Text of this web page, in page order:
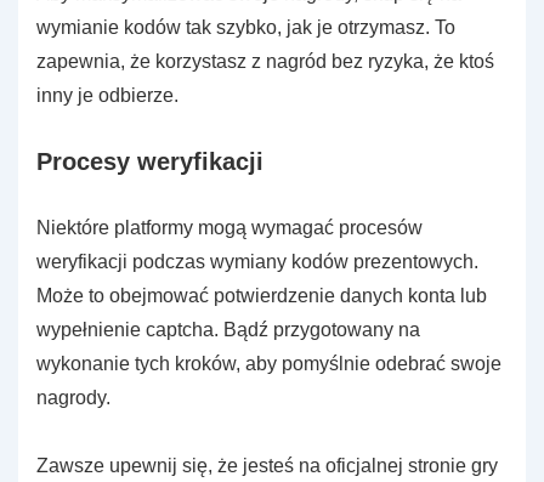
wymianie kodów tak szybko, jak je otrzymasz. To
zapewnia, że korzystasz z nagród bez ryzyka, że ktoś
inny je odbierze.
Procesy weryfikacji
Niektóre platformy mogą wymagać procesów
weryfikacji podczas wymiany kodów prezentowych.
Może to obejmować potwierdzenie danych konta lub
wypełnienie captcha. Bądź przygotowany na
wykonanie tych kroków, aby pomyślnie odebrać swoje
nagrody.
Zawsze upewnij się, że jesteś na oficjalnej stronie gry